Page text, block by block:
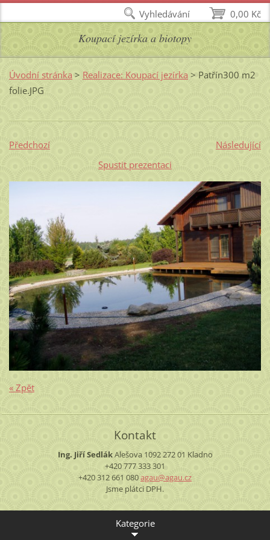
Koupací jezírka a biotopy
Úvodní stránka > Realizace: Koupací jezírka > Patřín300 m2
folie.JPG
Předchozí
Následující
Spustit prezentaci
« Zpět
Kontakt
Ing. Jiří SedlákAlešova 1092272 01 Kladno
+420 777 333 301
+420 312 661 080agau@agau.cz
Jsme plátci DPH.
Kategorie
0,00 Kč
Vyhledávání